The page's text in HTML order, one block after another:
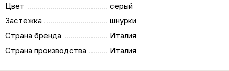
Цвет
серый
Застежка
шнурки
Страна бренда
Италия
Страна производства
Италия